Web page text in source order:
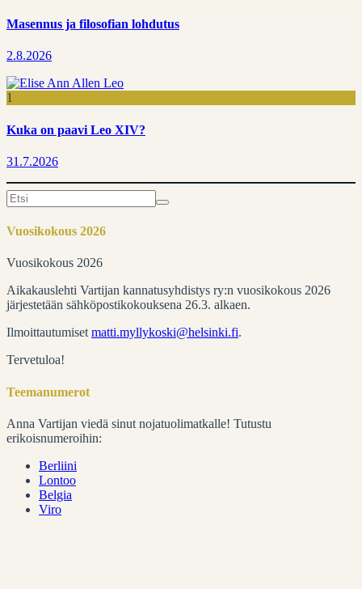
Masennus ja filosofian lohdutus
2.8.2026
1
Kuka on paavi Leo XIV?
31.7.2026
Search
for:
Vuosikokous 2026
Vuosikokous 2026
Aikakauslehti Vartijan kannatusyhdistys ry:n vuosikokous 2026
järjestetään sähköpostikokouksena 26.3. alkaen.
Ilmoittautumiset matti.myllykoski@helsinki.fi.
Tervetuloa!
Teemanumerot
Anna Vartijan viedä sinut nojatuolimatkalle! Tutustu
erikoisnumeroihin:
Berliini
Lontoo
Belgia
Viro